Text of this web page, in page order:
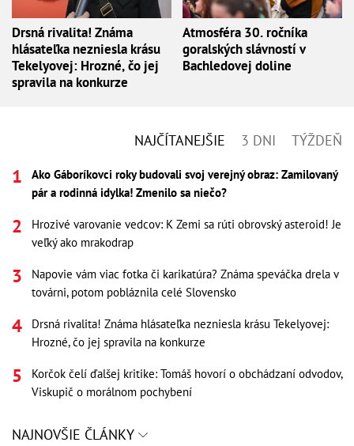
Drsná rivalita! Známa
hlásateľka nezniesla krásu
Tekelyovej: Hrozné, čo jej
spravila na konkurze
Atmosféra 30. ročníka
goralských slávností v
Bachledovej doline
NAJČÍTANEJŠIE 3 DNI TÝŽDEŇ
Ako Gáboríkovci roky budovali svoj verejný obraz: Zamilovaný
pár a rodinná idylka! Zmenilo sa niečo?
Hrozivé varovanie vedcov: K Zemi sa rúti obrovský asteroid! Je
veľký ako mrakodrap
Napovie vám viac fotka či karikatúra? Známa speváčka drela v
továrni, potom pobláznila celé Slovensko
Drsná rivalita! Známa hlásateľka nezniesla krásu Tekelyovej:
Hrozné, čo jej spravila na konkurze
Korčok čelí ďalšej kritike: Tomáš hovorí o obchádzaní odvodov,
Viskupič o morálnom pochybení
NAJNOVŠIE ČLÁNKY